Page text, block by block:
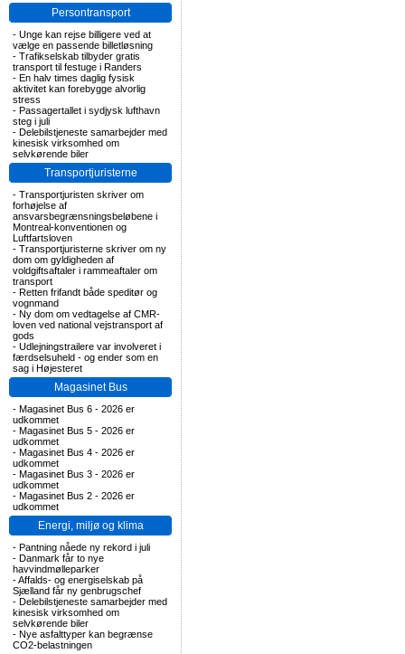
Persontransport
- Unge kan rejse billigere ved at
vælge en passende billetløsning
- Trafikselskab tilbyder gratis
transport til festuge i Randers
- En halv times daglig fysisk
aktivitet kan forebygge alvorlig
stress
- Passagertallet i sydjysk lufthavn
steg i juli
- Delebilstjeneste samarbejder med
kinesisk virksomhed om
selvkørende biler
Transportjuristerne
- Transportjuristen skriver om
forhøjelse af
ansvarsbegrænsningsbeløbene i
Montreal-konventionen og
Luftfartsloven
- Transportjuristerne skriver om ny
dom om gyldigheden af
voldgiftsaftaler i rammeaftaler om
transport
- Retten frifandt både speditør og
vognmand
- Ny dom om vedtagelse af CMR-
loven ved national vejstransport af
gods
- Udlejningstrailere var involveret i
færdselsuheld - og ender som en
sag i Højesteret
Magasinet Bus
- Magasinet Bus 6 - 2026 er
udkommet
- Magasinet Bus 5 - 2026 er
udkommet
- Magasinet Bus 4 - 2026 er
udkommet
- Magasinet Bus 3 - 2026 er
udkommet
- Magasinet Bus 2 - 2026 er
udkommet
Energi, miljø og klima
- Pantning nåede ny rekord i juli
- Danmark får to nye
havvindmølleparker
-Affalds- og energiselskab på
Sjælland får ny genbrugschef
- Delebilstjeneste samarbejder med
kinesisk virksomhed om
selvkørende biler
- Nye asfalttyper kan begrænse
CO2-belastningen